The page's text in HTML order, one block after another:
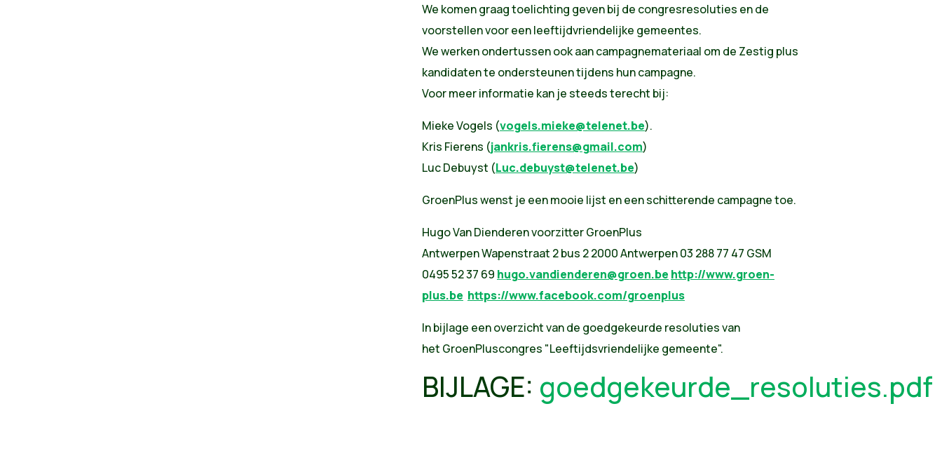
We komen graag toelichting geven bij de congresresoluties en de
voorstellen voor een leeftijdvriendelijke gemeentes.
We werken ondertussen ook aan campagnemateriaal om de Zestig plus
kandidaten te ondersteunen tijdens hun campagne.
Voor meer informatie kan je steeds terecht bij:
Mieke Vogels (vogels.mieke@telenet.be).
Kris Fierens (jankris.fierens@gmail.com)
Luc Debuyst (Luc.debuyst@telenet.be)
GroenPlus wenst je een mooie lijst en een schitterende campagne toe.
Hugo Van Dienderen voorzitter GroenPlus
Antwerpen Wapenstraat 2 bus 2 2000 Antwerpen 03 288 77 47 GSM
0495 52 37 69 hugo.vandienderen@groen.be http://www.groen-
plus.be https://www.facebook.com/groenplus
In bijlage een overzicht van de goedgekeurde resoluties van
het GroenPluscongres "Leeftijdsvriendelijke gemeente".
BIJLAGE: goedgekeurde_resoluties.pdf